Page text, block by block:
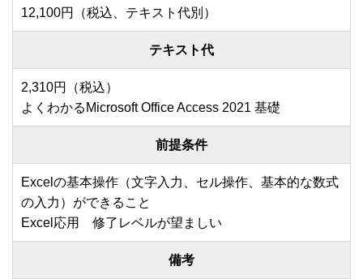
12,100円（税込、テキスト代別）
テキスト代
2,310円（税込）
よくわかるMicrosoft Office Access 2021 基礎
前提条件
Excelの基本操作（文字入力、セル操作、基本的な数式
の入力）ができること
Excel応用 修了レベルが望ましい
備考